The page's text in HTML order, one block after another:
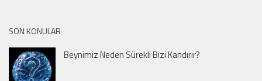
SON KONULAR
Beynimiz Neden Sürekli Bizi Kandırır?